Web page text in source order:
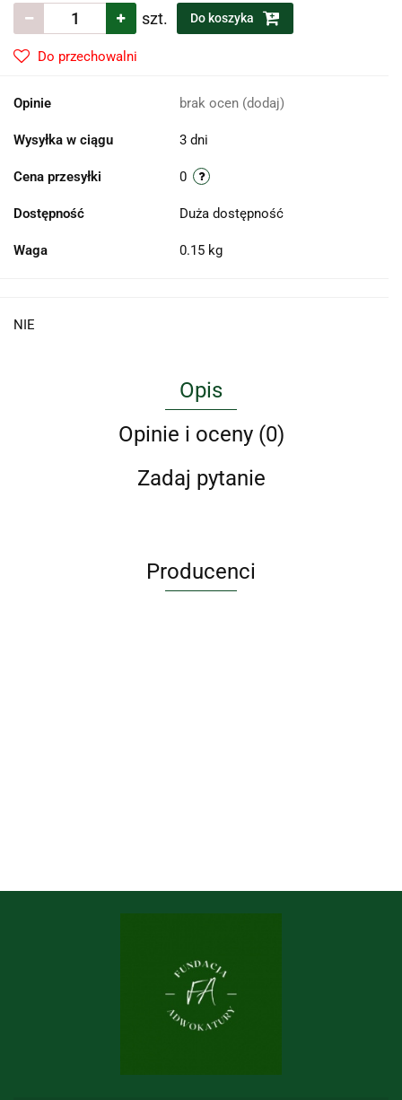
szt. Do koszyka
Do przechowalni
Opinie brak ocen (dodaj)
Wysyłka w ciągu 3 dni
Cena przesyłki 0
Dostępność Duża dostępność
Waga 0.15 kg
NIE
Opis
Opinie i oceny (0)
Zadaj pytanie
Producenci